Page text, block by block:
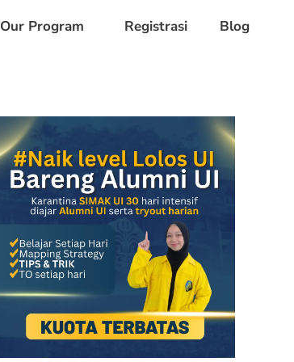
Our Program Registrasi Blog